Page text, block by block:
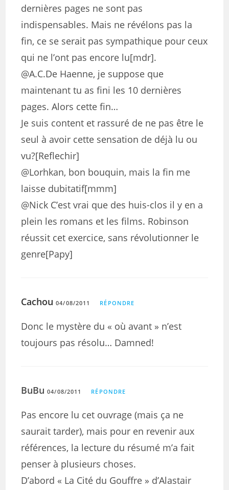
dernières pages ne sont pas
indispensables. Mais ne révélons pas la
fin, ce se serait pas sympathique pour ceux
qui ne l’ont pas encore lu[mdr].
@A.C.De Haenne, je suppose que
maintenant tu as fini les 10 dernières
pages. Alors cette fin…
Je suis content et rassuré de ne pas être le
seul à avoir cette sensation de déjà lu ou
vu?[Reflechir]
@Lorhkan, bon bouquin, mais la fin me
laisse dubitatif[mmm]
@Nick C’est vrai que des huis-clos il y en a
plein les romans et les films. Robinson
réussit cet exercice, sans révolutionner le
genre[Papy]
Cachou 04/08/2011 RÉPONDRE
Donc le mystère du « où avant » n’est
toujours pas résolu… Damned!
BuBu04/08/2011 RÉPONDRE
Pas encore lu cet ouvrage (mais ça ne
saurait tarder), mais pour en revenir aux
références, la lecture du résumé m’a fait
penser à plusieurs choses.
D’abord « La Cité du Gouffre » d’Alastair